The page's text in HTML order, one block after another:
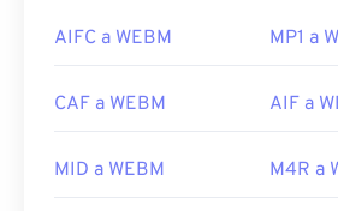
para Mac OS X.
WebM integrados. Por lo tanto,
navegadores admiten archivos
AIFC a WEBM MP1 a
CAF a WEBM AIF a
MID a WEBM M4R a